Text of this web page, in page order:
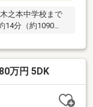
之本中学校まで
14分（約1090
万円 5DK